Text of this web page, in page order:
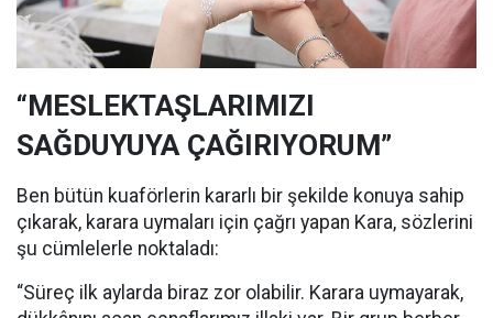
“MESLEKTAŞLARIMIZI
SAĞDUYUYA ÇAĞIRIYORUM”
Ben bütün kuaförlerin kararlı bir şekilde konuya sahip
çıkarak, karara uymaları için çağrı yapan Kara, sözlerini
şu cümlelerle noktaladı:
“Süreç ilk aylarda biraz zor olabilir. Karara uymayarak,